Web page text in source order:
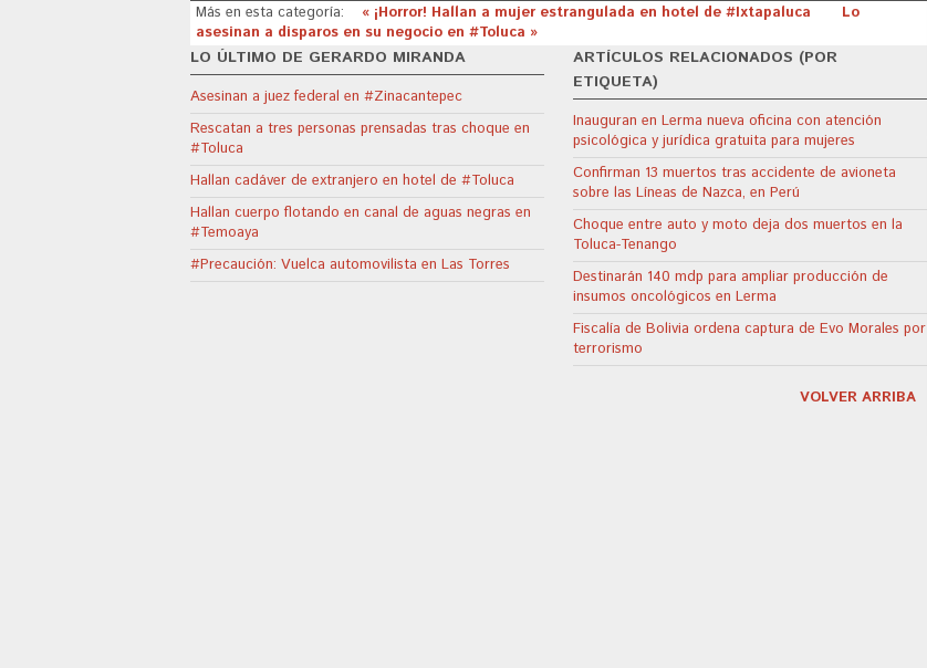
Más en esta categoría: « ¡Horror! Hallan a mujer estrangulada en hotel de #Ixtapaluca
Lo
asesinan a disparos en su negocio en #Toluca »
LO ÚLTIMO DE GERARDO MIRANDA
Asesinan a juez federal en #Zinacantepec
Rescatan a tres personas prensadas tras choque en
#Toluca
Hallan cadáver de extranjero en hotel de #Toluca
Hallan cuerpo flotando en canal de aguas negras en
#Temoaya
#Precaución: Vuelca automovilista en Las Torres
ARTÍCULOS RELACIONADOS (POR
ETIQUETA)
Inauguran en Lerma nueva oficina con atención
psicológica y jurídica gratuita para mujeres
Confirman 13 muertos tras accidente de avioneta
sobre las Líneas de Nazca, en Perú
Choque entre auto y moto deja dos muertos en la
Toluca-Tenango
Destinarán 140 mdp para ampliar producción de
insumos oncológicos en Lerma
Fiscalía de Bolivia ordena captura de Evo Morales por
terrorismo
VOLVER ARRIBA